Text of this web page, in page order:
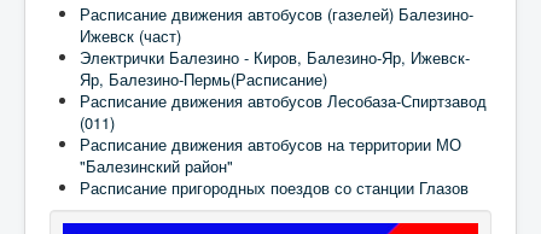
Расписание движения автобусов (газелей) Балезино-
Ижевск (част)
Электрички Балезино - Киров, Балезино-Яр, Ижевск-
Яр, Балезино-Пермь(Расписание)
Расписание движения автобусов Лесобаза-Спиртзавод
(011)
Расписание движения автобусов на территории МО
"Балезинский район"
Расписание пригородных поездов со станции Глазов